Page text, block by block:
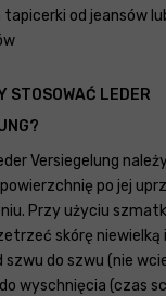
tapicerki od jeansów
STOSOWAĆ LEDER
Versiegelung
po jej
Przy użyciu
skórę niewielką
szwu do szwu (nie
wyschnięcia (czas